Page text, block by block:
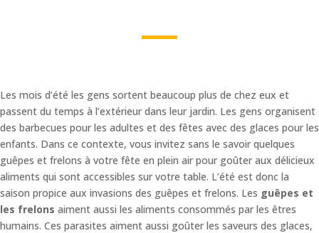
Les mois d’été les gens sortent beaucoup plus de chez eux et
passent du temps à l’extérieur dans leur jardin. Les gens organisent
des barbecues pour les adultes et des fêtes avec des glaces pour les
enfants. Dans ce contexte, vous invitez sans le savoir quelques
guêpes et frelons à votre fête en plein air pour goûter aux délicieux
aliments qui sont accessibles sur votre table. L’été est donc la
saison propice aux invasions des guêpes et frelons. Les guêpes et
les frelons aiment aussi les aliments consommés par les êtres
humains. Ces parasites aiment aussi goûter les saveurs des glaces,